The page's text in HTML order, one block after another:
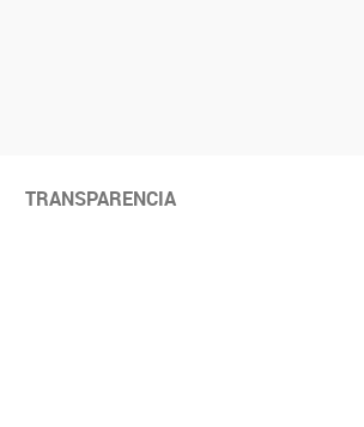
TRANSPARENCIA